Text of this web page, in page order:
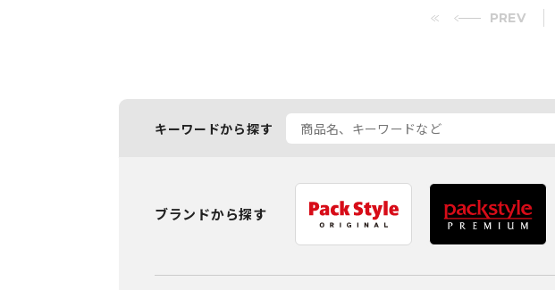
PREV
キーワードから探す
ブランドから探す